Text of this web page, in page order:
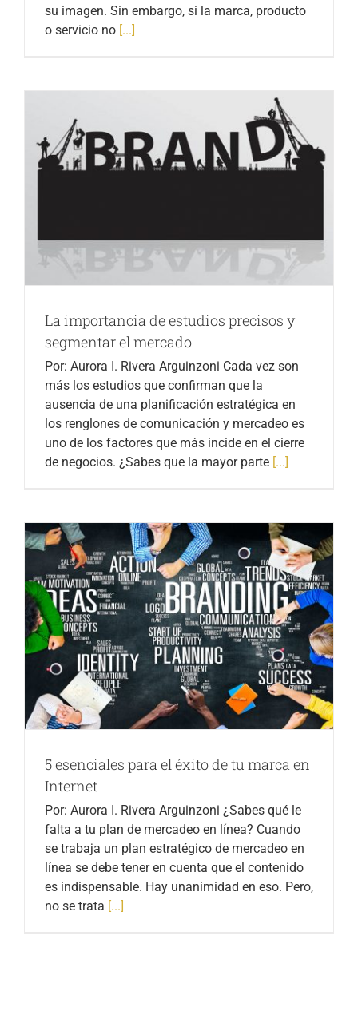
su imagen. Sin embargo, si la marca, producto
o servicio no [...]
La importancia de estudios precisos y
segmentar el mercado
Por: Aurora I. Rivera Arguinzoni Cada vez son
más los estudios que confirman que la
ausencia de una planificación estratégica en
los renglones de comunicación y mercadeo es
uno de los factores que más incide en el cierre
de negocios. ¿Sabes que la mayor parte [...]
5 esenciales para el éxito de tu marca en
Internet
Por: Aurora I. Rivera Arguinzoni ¿Sabes qué le
falta a tu plan de mercadeo en línea? Cuando
se trabaja un plan estratégico de mercadeo en
línea se debe tener en cuenta que el contenido
es indispensable. Hay unanimidad en eso. Pero,
no se trata [...]